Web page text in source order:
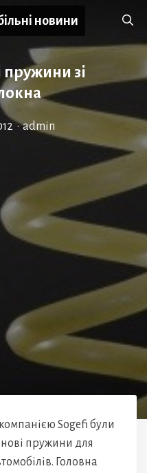
новини
пружини зі
• admin
Sogefi були
пружини для
Головна